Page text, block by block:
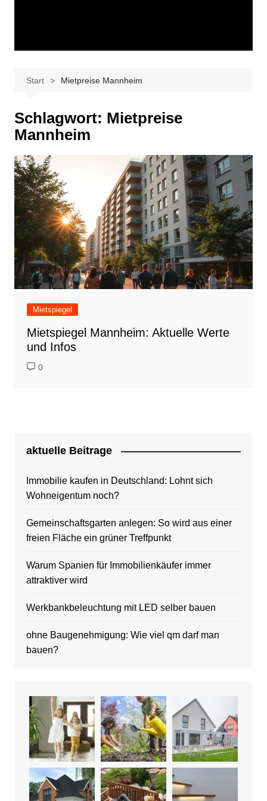
Start Mietpreise Mannheim
Schlagwort: Mietpreise
Mannheim
Mietspiegel
Mietspiegel Mannheim: Aktuelle Werte
und Infos
0
aktuelle Beitrage
Immobilie kaufen in Deutschland: Lohnt sich
Wohneigentum noch?
Gemeinschaftsgarten anlegen: So wird aus einer
freien Fläche ein grüner Treffpunkt
Warum Spanien für Immobilienkäufer immer
attraktiver wird
Werkbankbeleuchtung mit LED selber bauen
ohne Baugenehmigung: Wie viel qm darf man
bauen?